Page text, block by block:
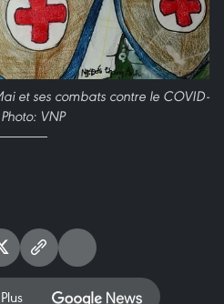
et ses combats contre le COVID-
VNP